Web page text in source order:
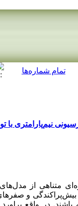
نیم‌پارامتری با
متناهی از
و
باشند. در واقع